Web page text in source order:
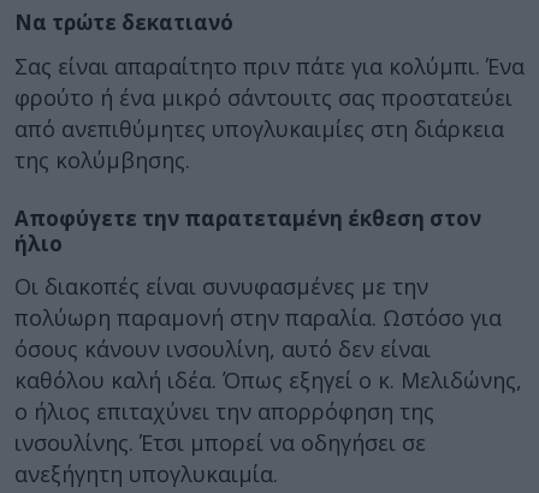
Να τρώτε δεκατιανό
Σας είναι απαραίτητο πριν πάτε για κολύμπι. Ένα
φρούτο ή ένα μικρό σάντουιτς σας προστατεύει
από ανεπιθύμητες υπογλυκαιμίες στη διάρκεια
της κολύμβησης.
Αποφύγετε την παρατεταμένη έκθεση στον
ήλιο
Οι διακοπές είναι συνυφασμένες με την
πολύωρη παραμονή στην παραλία. Ωστόσο για
όσους κάνουν ινσουλίνη, αυτό δεν είναι
καθόλου καλή ιδέα. Όπως εξηγεί ο κ. Μελιδώνης,
ο ήλιος επιταχύνει την απορρόφηση της
ινσουλίνης. Έτσι μπορεί να οδηγήσει σε
ανεξήγητη υπογλυκαιμία.